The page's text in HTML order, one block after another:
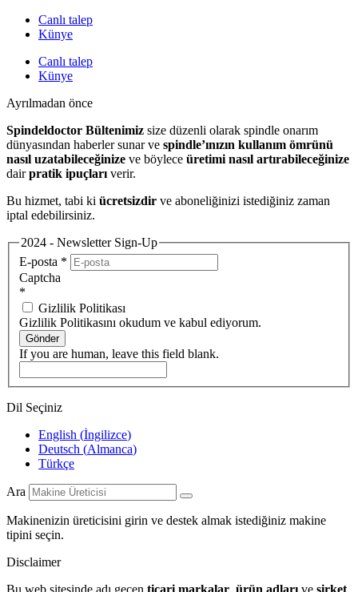
Canlı talep
Künye
Canlı talep
Künye
Ayrılmadan önce
Spindeldoctor Bültenimiz size düzenli olarak spindle onarım
dünyasından haberler sunar ve spindle’ınızın kullanım ömrünü
nasıl uzatabileceğinize ve böylece üretimi nasıl artırabileceğinize
dairpratik ipuçları verir.
Bu hizmet, tabi ki ücretsizdir ve aboneliğinizi istediğiniz zaman
iptal edebilirsiniz.
2024 - Newsletter Sign-Up
E-posta *
Captcha
*
Gizlilik Politikası
Gizlilik Politikasını okudum ve kabul ediyorum.
Gönder
If you are human, leave this field blank.
Dil Seçiniz
English (İngilizce)
Deutsch (Almanca)
Türkçe
Ara
Makinenizin üreticisini girin ve destek almak istediğiniz makine
tipini seçin.
Disclaimer